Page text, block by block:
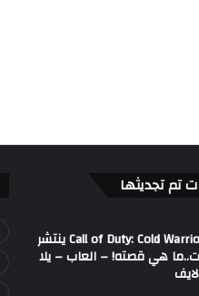
تم تجديثها
مصطلح Call of Duty: Cold Warriors ينتشر
هي قصته! – العاب – يلا